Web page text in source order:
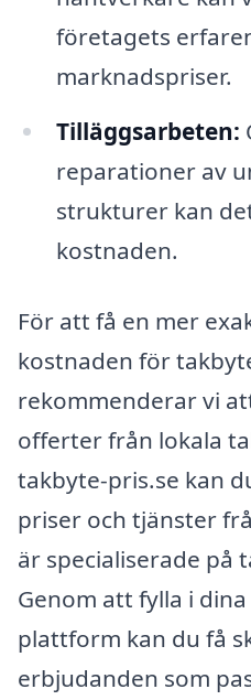
företagets
marknadspriser.
Tilläggsarbeten:
reparationer av
strukturer kan
kostnaden.
För att få en mer
kostnaden för
rekommenderar vi
offerter från lokala
takbyte-pris.se kan
priser och tjänster
är specialiserade på
Genom att fylla i
plattform kan du få
erbjudanden som